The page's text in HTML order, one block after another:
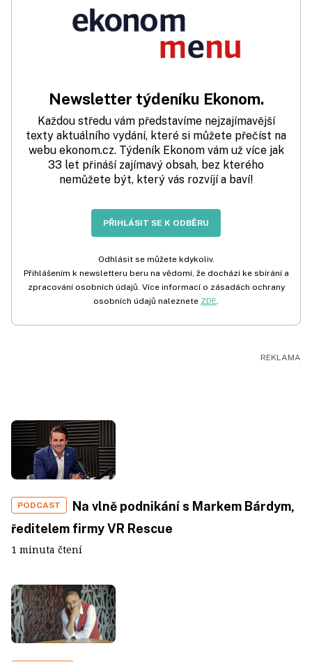
Newsletter týdeníku Ekonom.
Každou středu vám představíme nejzajímavější
texty aktuálního vydání, které si můžete přečíst na
webu ekonom.cz. Týdeník Ekonom vám už více jak
33 let přináší zajímavý obsah, bez kterého
nemůžete být, který vás rozvíjí a baví!
PŘIHLÁSIT SE K ODBĚRU
Odhlásit se můžete kdykoliv.
Přihlášením k newsletteru beru na vědomí, že dochází ke sbírání a
zpracování osobních údajů. Více informací o zásadách ochrany
osobních údajů naleznete ZDE.
PODCAST
Na vlně podnikání s Markem Bárdym,
ředitelem firmy VR Rescue
1 minuta čtení